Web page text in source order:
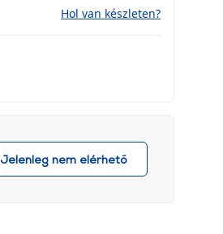
Hol van készleten?
Jelenleg nem elérhető